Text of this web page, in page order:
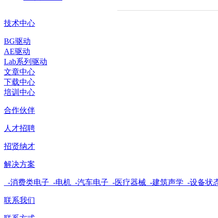
技术中心
BG驱动
AE驱动
Lab系列驱动
文章中心
下载中心
培训中心
合作伙伴
人才招聘
招贤纳才
解决方案
-消费类电子 -电机 -汽车电子 -医疗器械 -建筑声学 -设备状
联系我们